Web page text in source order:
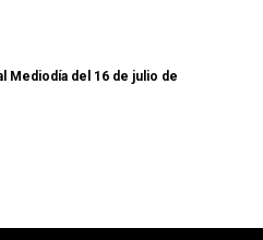
Mediodía del 16 de julio de